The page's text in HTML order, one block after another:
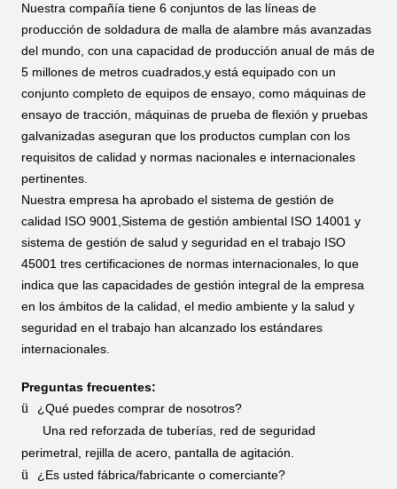
Nuestra compañía tiene 6 conjuntos de las líneas de
producción de soldadura de malla de alambre más avanzadas
del mundo, con una capacidad de producción anual de más de
5 millones de metros cuadrados,y está equipado con un
conjunto completo de equipos de ensayo, como máquinas de
ensayo de tracción, máquinas de prueba de flexión y pruebas
galvanizadas aseguran que los productos cumplan con los
requisitos de calidad y normas nacionales e internacionales
pertinentes.
Nuestra empresa ha aprobado el sistema de gestión de
calidad ISO 9001,Sistema de gestión ambiental ISO 14001 y
sistema de gestión de salud y seguridad en el trabajo ISO
45001 tres certificaciones de normas internacionales, lo que
indica que las capacidades de gestión integral de la empresa
en los ámbitos de la calidad, el medio ambiente y la salud y
seguridad en el trabajo han alcanzado los estándares
internacionales.
Preguntas frecuentes:
ü
¿Qué puedes comprar de nosotros?
Una red reforzada de tuberías, red de seguridad
perimetral, rejilla de acero, pantalla de agitación.
ü
¿Es usted fábrica/fabricante o comerciante?